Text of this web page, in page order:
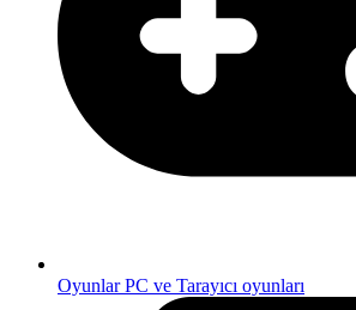
OyunlarPC ve Tarayıcı oyunları